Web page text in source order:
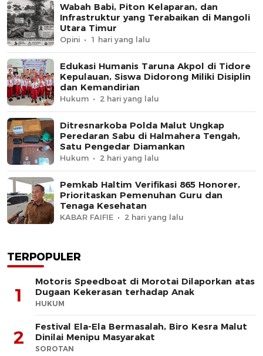
Wabah Babi, Piton Kelaparan, dan
Infrastruktur yang Terabaikan di Mangoli
Utara Timur
Opini 1 hari yang lalu
Edukasi Humanis Taruna Akpol di Tidore
Kepulauan, Siswa Didorong Miliki Disiplin
dan Kemandirian
Hukum 2 hari yang lalu
Ditresnarkoba Polda Malut Ungkap
Peredaran Sabu di Halmahera Tengah,
Satu Pengedar Diamankan
Hukum 2 hari yang lalu
Pemkab Haltim Verifikasi 865 Honorer,
Prioritaskan Pemenuhan Guru dan
Tenaga Kesehatan
KABAR FAIFIE 2 hari yang lalu
TERPOPULER
1
Motoris Speedboat di Morotai Dilaporkan atas
Dugaan Kekerasan terhadap Anak
HUKUM
2
Festival Ela-Ela Bermasalah, Biro Kesra Malut
Dinilai Menipu Masyarakat
SOROTAN